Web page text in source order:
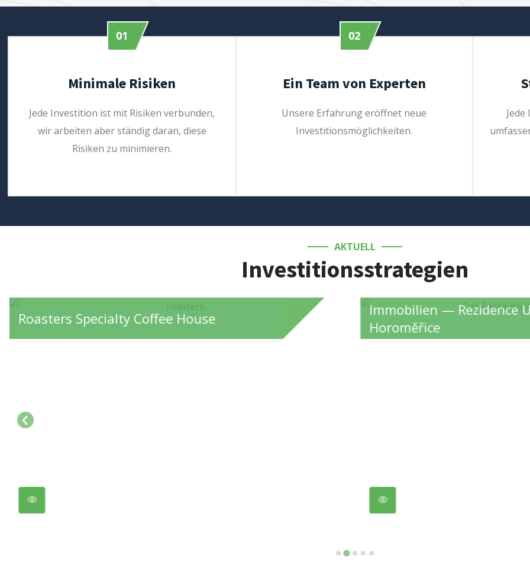
01
Minimale Risiken
Jede Investition ist mit Risiken verbunden,
wir arbeiten aber ständig daran, diese
Risiken zu minimieren.
02
Ein Team von Experten
Unsere Erfahrung eröffnet neue
Investitionsmöglichkeiten.
AKTUELL
Investitionsstrategien
Roasters Specialty Coffee House
Immobilien — Rezidence
Horoměřice